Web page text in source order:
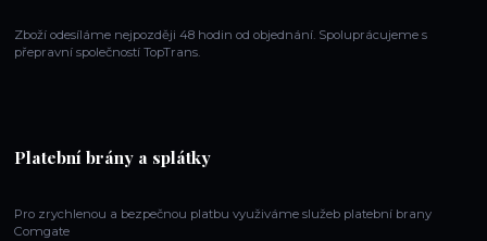
Zboží odesíláme nejpozději 48 hodin od objednání. Spoluprácujeme s
přepravní společností TopTrans.
Platební brány a splátky
Pro zrychlenou a bezpečnou platbu využiváme služeb platební brany
Comgate